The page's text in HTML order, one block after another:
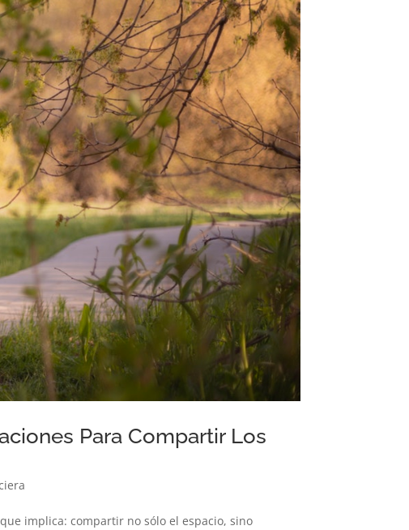
Para Compartir Los
implica: compartir no sólo el espacio, sino